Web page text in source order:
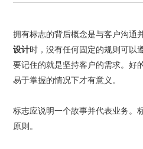
拥有标志的背后概念是与客户沟通
设计时，没有任何固定的规则可以
要记住的就是坚持客户的需求。好
易于掌握的情况下才有意义。
标志应说明一个故事并代表业务。
原则。